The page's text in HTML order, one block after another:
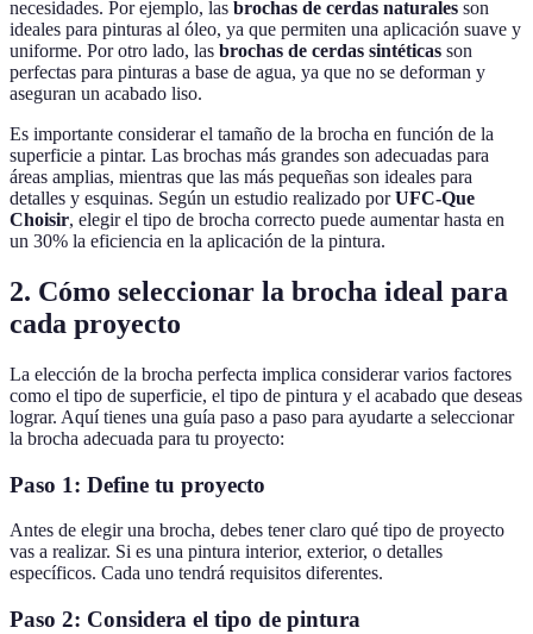
necesidades. Por ejemplo, las brochas de cerdas naturales son
ideales para pinturas al óleo, ya que permiten una aplicación suave y
uniforme. Por otro lado, las brochas de cerdas sintéticas son
perfectas para pinturas a base de agua, ya que no se deforman y
aseguran un acabado liso.
Es importante considerar el tamaño de la brocha en función de la
superficie a pintar. Las brochas más grandes son adecuadas para
áreas amplias, mientras que las más pequeñas son ideales para
detalles y esquinas. Según un estudio realizado porUFC-Que
Choisir, elegir el tipo de brocha correcto puede aumentar hasta en
un 30% la eficiencia en la aplicación de la pintura.
2. Cómo seleccionar la brocha ideal para
cada proyecto
La elección de la brocha perfecta implica considerar varios factores
como el tipo de superficie, el tipo de pintura y el acabado que deseas
lograr. Aquí tienes una guía paso a paso para ayudarte a seleccionar
la brocha adecuada para tu proyecto:
Paso 1: Define tu proyecto
Antes de elegir una brocha, debes tener claro qué tipo de proyecto
vas a realizar. Si es una pintura interior, exterior, o detalles
específicos. Cada uno tendrá requisitos diferentes.
Paso 2: Considera el tipo de pintura